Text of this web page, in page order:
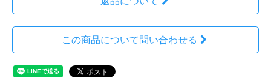
この商品について問い合わせる